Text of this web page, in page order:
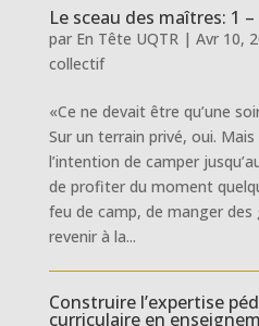
Le sceau des maîtres: 1
par En Tête UQTR| Avr 10,
collectif
«Ce ne devait être qu’une
Sur un terrain privé, oui. Mais
l’intention de camper
de profiter du moment
feu de camp, de manger des
revenir à la...
Construire l’expertise
curriculaire en